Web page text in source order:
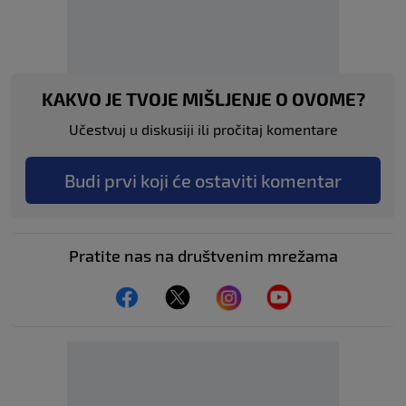
KAKVO JE TVOJE MIŠLJENJE O OVOME?
Učestvuj u diskusiji ili pročitaj komentare
Budi prvi koji će ostaviti komentar
Pratite nas na društvenim mrežama